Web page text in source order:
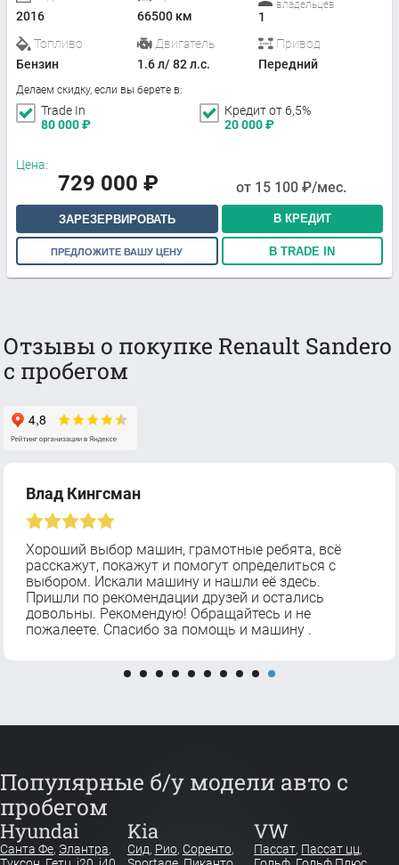
2016
66500 км
владельцев
1
Топливо
Бензин
Двигатель
1.6 л/ 82 л.с.
Привод
Передний
Делаем скидку, если вы берете в:
Trade In
80 000₽
Кредит от 6,5%
20 000₽
Цена:
729 000 ₽ от 15 100 ₽/мес.
ЗАРЕЗЕРВИРОВАТЬ В КРЕДИТ
ПРЕДЛОЖИТЕ ВАШУ ЦЕНУ В TRADE IN
Отзывы о покупке Renault Sandero
с пробегом
Влад Кингсман
Хороший выбор машин, грамотные ребята, всё
расскажут, покажут и помогут определиться с
выбором. Искали машину и нашли её здесь.
Пришли по рекомендации друзей и остались
довольны. Рекомендую! Обращайтесь и не
пожалеете. Спасибо за помощь и машину .
Популярные б/у модели авто с
пробегом
Hyundai
Санта Фе, Элантра,
Kia
Сид, Рио, Соренто,
VW
Пассат, Пассат цц,